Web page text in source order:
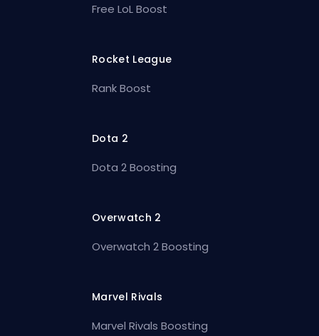
Free LoL Boost
Rocket League
Rank Boost
Dota 2
Dota 2 Boosting
Overwatch 2
Overwatch 2 Boosting
Marvel Rivals
Marvel Rivals Boosting